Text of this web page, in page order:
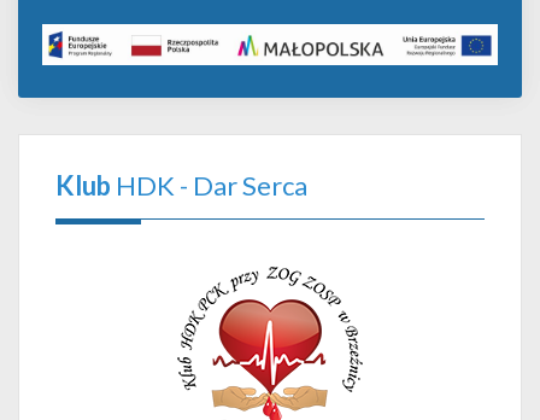
Klub HDK - Dar Serca